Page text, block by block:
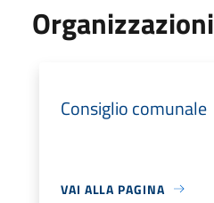
Organizzazioni
Consiglio comunale
VAI ALLA PAGINA